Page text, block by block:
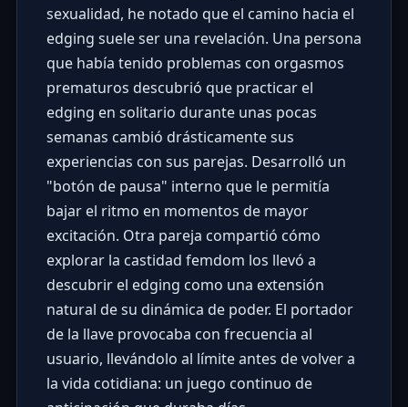
sexualidad, he notado que el camino hacia el
edging suele ser una revelación. Una persona
que había tenido problemas con orgasmos
prematuros descubrió que practicar el
edging en solitario durante unas pocas
semanas cambió drásticamente sus
experiencias con sus parejas. Desarrolló un
"botón de pausa" interno que le permitía
bajar el ritmo en momentos de mayor
excitación. Otra pareja compartió cómo
explorar la castidad femdom los llevó a
descubrir el edging como una extensión
natural de su dinámica de poder. El portador
de la llave provocaba con frecuencia al
usuario, llevándolo al límite antes de volver a
la vida cotidiana: un juego continuo de